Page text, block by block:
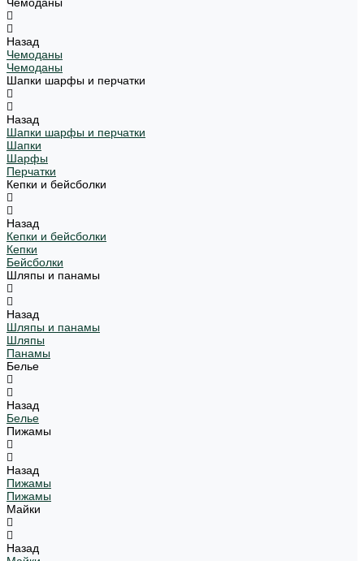
Назад
Чемоданы
Чемоданы
Шапки шарфы и перчатки
Назад
Шапки шарфы и перчатки
Шапки
Шарфы
Перчатки
Кепки и бейсболки
Назад
Кепки и бейсболки
Кепки
Бейсболки
Шляпы и панамы
Назад
Шляпы и панамы
Шляпы
Панамы
Белье
Назад
Белье
Пижамы
Назад
Пижамы
Пижамы
Майки
Назад